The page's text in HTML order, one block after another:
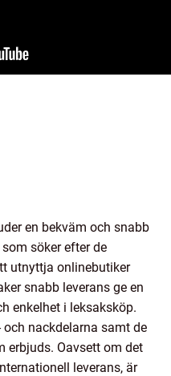
en bekväm och snabb
söker efter de
utnyttja onlinebutiker
snabb leverans ge en
enkelhet i leksaksköp.
nackdelarna samt de
erbjuds. Oavsett om det
leverans, är